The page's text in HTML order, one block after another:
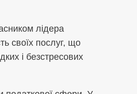
лідера
своїх послуг, що
і безстресових